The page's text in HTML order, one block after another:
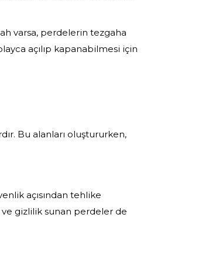
varsa, perdelerin tezgaha
açılıp kapanabilmesi için
Bu alanları oluştururken,
açısından tehlike
gizlilik sunan perdeler de